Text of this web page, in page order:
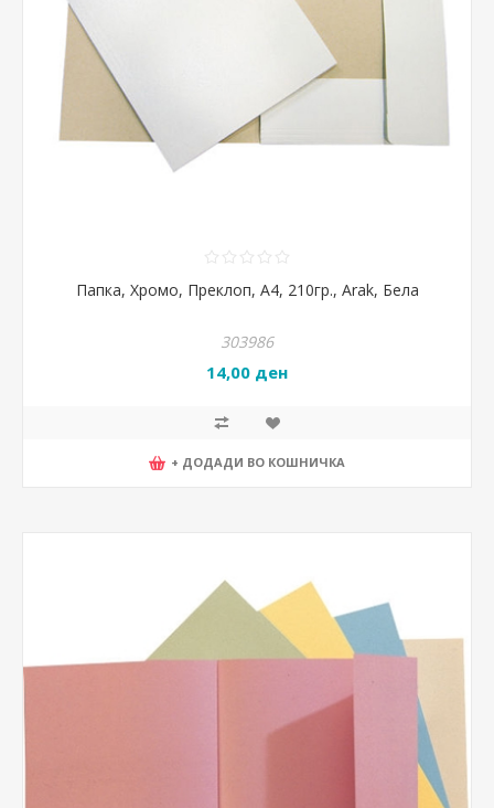
Папка, Хромо, Преклоп, А4, 210гр., Arak, Бела
303986
14,00 ден
+ ДОДАДИ ВО КОШНИЧКА